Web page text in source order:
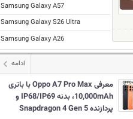
Samsung Galaxy A57
Samsung Galaxy S26 Ultra
Samsung Galaxy A26
ادامه
معرفی Oppo A7 Pro Max با باتری
10,000mAh، بدنه IP68/IP69 و
پردازنده Snapdragon 4 Gen 5